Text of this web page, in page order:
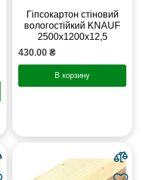
Гіпсокартон стіновий
вологостійкий KNAUF
2500х1200х12,5
430.00 ₴
В корзину